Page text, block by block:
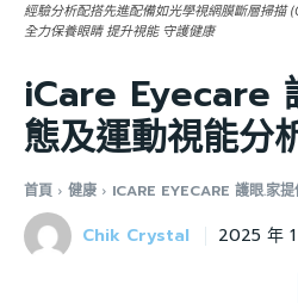
經驗分析配搭先進配備如光學視網膜斷層掃描
全力保養眼睛 提升視能 守護健康
iCare Eyecare
態及運動視能分
首頁 健康 ICARE EYECARE 護眼.家
Chik Crystal 2025 年